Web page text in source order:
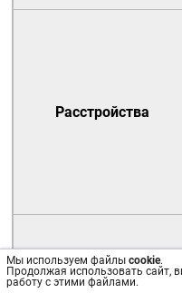
Мы используем файлы cookie.
Продолжая использовать сайт,
работу с этими файлами.
Расстройства
Симптомы